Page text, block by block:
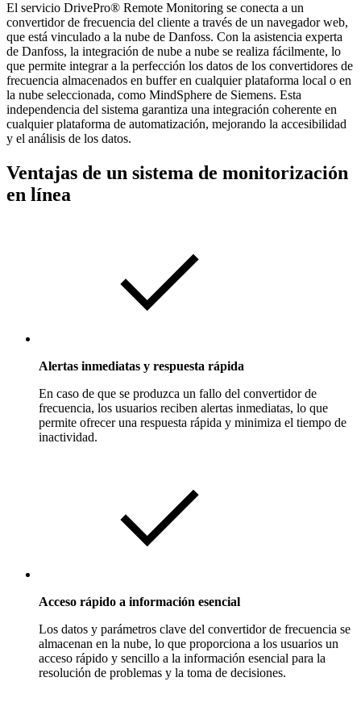
El servicio DrivePro® Remote Monitoring se conecta a un
convertidor de frecuencia del cliente a través de un navegador web,
que está vinculado a la nube de Danfoss. Con la asistencia experta
de Danfoss, la integración de nube a nube se realiza fácilmente, lo
que permite integrar a la perfección los datos de los convertidores de
frecuencia almacenados en buffer en cualquier plataforma local o en
la nube seleccionada, como MindSphere de Siemens. Esta
independencia del sistema garantiza una integración coherente en
cualquier plataforma de automatización, mejorando la accesibilidad
y el análisis de los datos.
Ventajas de un sistema de monitorización
en línea
Alertas inmediatas y respuesta rápida
En caso de que se produzca un fallo del convertidor de
frecuencia, los usuarios reciben alertas inmediatas, lo que
permite ofrecer una respuesta rápida y minimiza el tiempo de
inactividad.
Acceso rápido a información esencial
Los datos y parámetros clave del convertidor de frecuencia se
almacenan en la nube, lo que proporciona a los usuarios un
acceso rápido y sencillo a la información esencial para la
resolución de problemas y la toma de decisiones.